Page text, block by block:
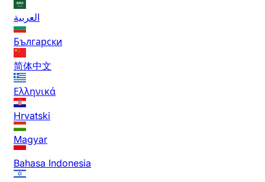
العربية
Български
简体中文
Ελληνικά
Hrvatski
Magyar
Bahasa Indonesia